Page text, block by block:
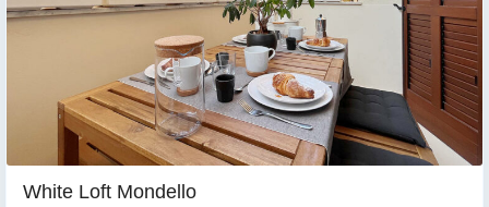
White Loft Mondello